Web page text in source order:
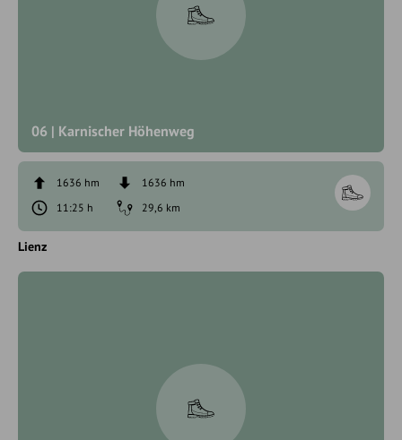
06 | Karnischer Höhenweg
1636 hm
1636 hm
11:25 h
29,6 km
Lienz